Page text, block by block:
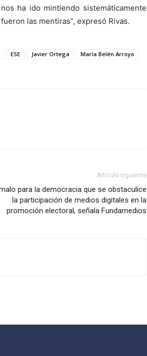
ha ido mintiendo sistemáticamente
las mentiras”, expresó Rivas.
ESE Javier Ortega
María Belén Arroyo
Artículo siguiente
para la democracia que se obstaculice
la participación de medios digitales en la
promoción electoral, señala Fundamedios